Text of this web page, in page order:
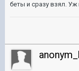
беты и сразу взял.